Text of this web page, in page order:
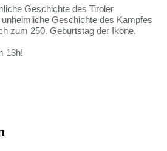
Geschichte des Tiroler
Geschichte des Kampfes
zum 250. Geburtstag der Ikone.
13h!